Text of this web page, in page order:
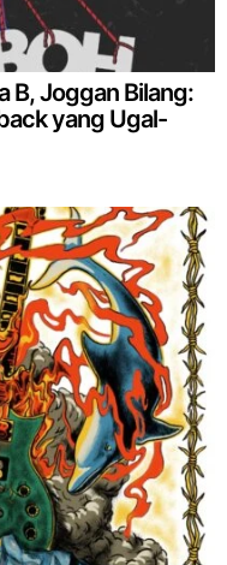
B, Joggan Bilang:
yang Ugal-